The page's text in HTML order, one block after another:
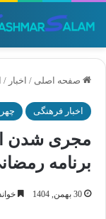
صفحه اصلی / اخبار /
اخبار فرهنگی
مجری شدن
برنامه
30 بهمن, 1404 خواندن